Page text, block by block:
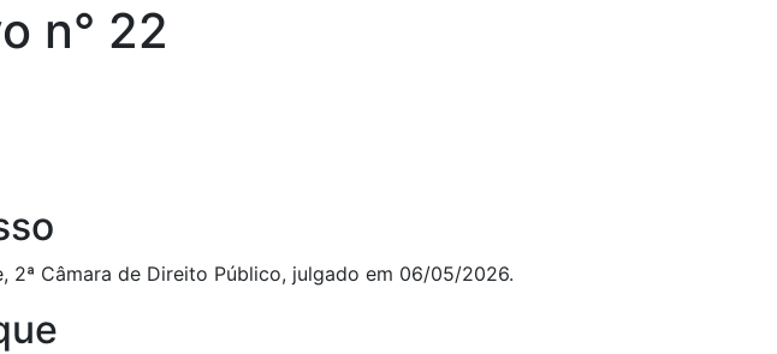
n° 22
2ª Câmara de Direito Público, julgado em 06/05/2026.